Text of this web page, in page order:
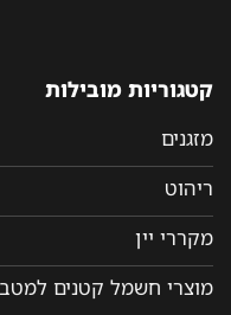
קטגוריות מובילות
מזגנים
ריהוט
מקררי יין
מוצרי חשמל קטנים למטבח